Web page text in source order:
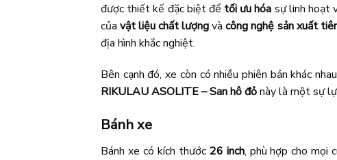
được thiết kế đặc biệt để tối ưu hóa sự linh hoạt
của vật liệu chất lượngvà công nghệ sản xuất
địa hình khắc nghiệt.
Bên cạnh đó, xe còn có nhiều phiên bản khác
RIKULAU ASOLITE – San hô đỏnày là một sự
Bánh xe
Bánh xe có kích thước 26 inch, phù hợp cho mọi